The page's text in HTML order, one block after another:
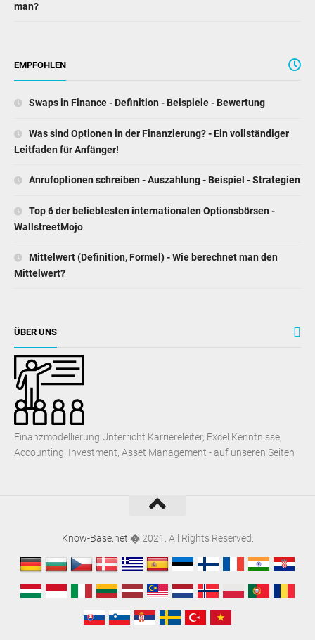
man?
EMPFOHLEN
Swaps in Finance - Definition - Beispiele - Bewertung
Was sind Optionen in der Finanzierung? - Ein vollständiger
Leitfaden für Anfänger!
Anrufoptionen schreiben - Auszahlung - Beispiel - Strategien
Top 6 der beliebtesten internationalen Optionsbörsen -
WallstreetMojo
Mittelwert (Definition, Formel) - Wie berechnet man den
Mittelwert?
ÜBER UNS
Finanzmodellierung Unterricht Karriereleiter, Excel Kenntnisse,
Accounting, Investment, Asset Management - auf unseren Seiten
Know-Base.net � 2021. All Rights Reserved.